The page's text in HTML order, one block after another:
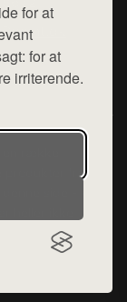
for at
for at
irriterende.
privatlivspolitik
række
produkter fra
side - vi
heller ikke